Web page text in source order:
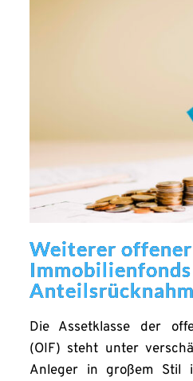
Weiterer offener
Die Assetklasse der
(OIF) steht unter
Anleger in großem Stil